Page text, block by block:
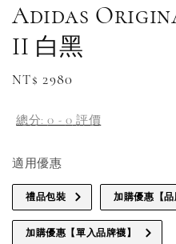
Adidas
II 白黑
Regular
NT$ 2980
總分:0 - 0 評價
適用優惠
禮品包裝 加購優惠【品
加購優惠【單入品牌襪】